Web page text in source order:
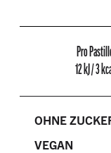
Pro
12 kJ / 3
OHNE
VEGAN